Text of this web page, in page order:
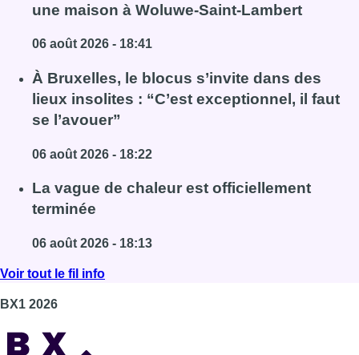
une maison à Woluwe-Saint-Lambert
06 août 2026 - 18:41
Lire l'article Une explosion provoque un incendie
À Bruxelles, le blocus s’invite dans des
lieux insolites : “C’est exceptionnel, il faut
se l’avouer”
06 août 2026 - 18:22
Lire l'article À Bruxelles, le blocus s’invite dans des
La vague de chaleur est officiellement
terminée
06 août 2026 - 18:13
Lire l'article La vague de chaleur est officiellement
Voir tout le fil info
BX1 2026